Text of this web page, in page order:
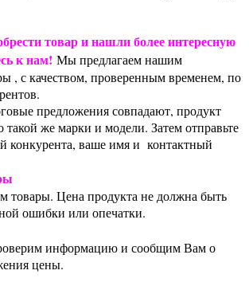
товар и нашли более интересную
к нам! Мы предлагаем нашим
, с качеством, проверенным временем, по
предложения совпадают, продукт
такой же марки и модели. Затем отправьте
конкурента, ваше имя и контактный
товары. Цена продукта не должна быть
ошибки или опечатки.
информацию и сообщим Вам о
цены.